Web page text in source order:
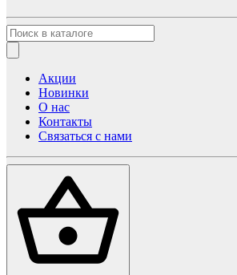
Акции
Новинки
О нас
Контакты
Связаться с нами